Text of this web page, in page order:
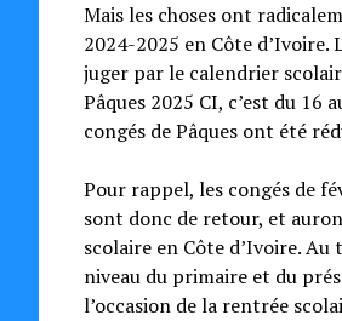
Mais les choses ont
2024-2025 en Côte d’Ivoire.
juger par le calendrier
Pâques 2025 CI, c’est du 16
congés de Pâques ont été
Pour rappel, les congés de
sont donc de retour, et
scolaire en Côte d’Ivoire.
niveau du primaire et du
l’occasion de la rentrée